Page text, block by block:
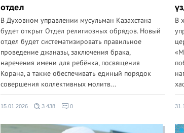
отдел
В Духовном управлении мусульман Казахстана
будет открыт Отдел религиозных обрядов. Новый
отдел будет систематизировать правильное
проведение джаназы, заключения брака,
наречения имени для ребёнка, посвящения
Корана, а также обеспечивать единый порядок
совершения коллективных молитв...
15.01.2026 3 438 0
В